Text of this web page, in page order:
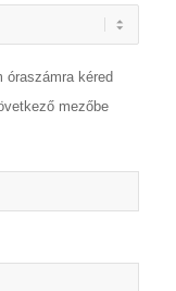
óraszámra kéred
mezőbe